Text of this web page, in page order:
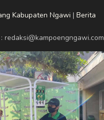
Kabupaten Ngawi | Berita
redaksi@kampoengngawi.com